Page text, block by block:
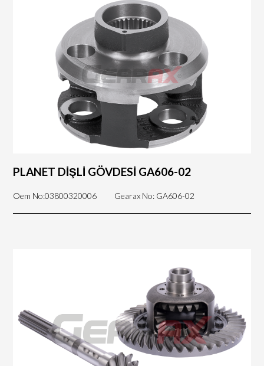
PLANET DİŞLİ GÖVDESİ GA606-02
Oem No:03800320006 Gearax No: GA606-02